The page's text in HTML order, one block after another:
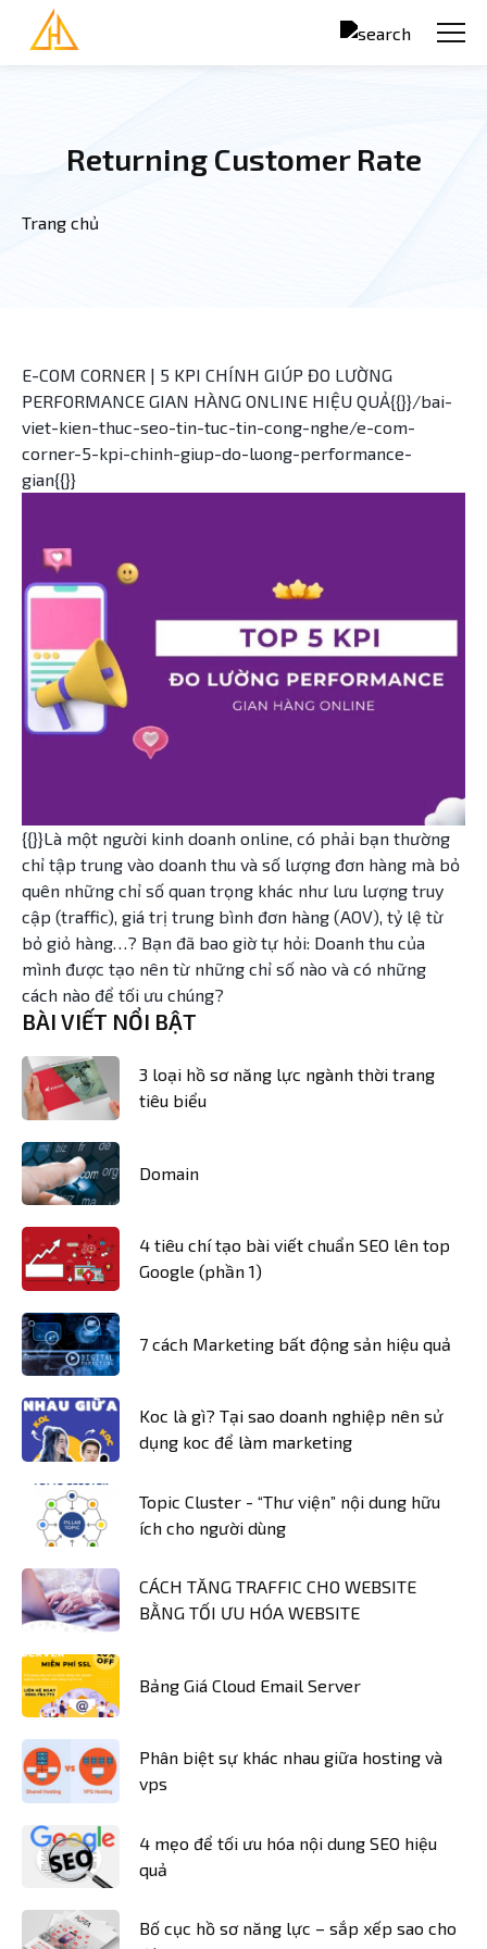
Nhảy đến nội dung
Returning Customer Rate
Bạn đang ở đây
Trang chủ
E-COM CORNER | 5 KPI CHÍNH GIÚP ĐO LƯỜNG
PERFORMANCE GIAN HÀNG ONLINE HIỆU QUẢ{{}}/bai-
viet-kien-thuc-seo-tin-tuc-tin-cong-nghe/e-com-
corner-5-kpi-chinh-giup-do-luong-performance-
gian{{}}
{{}}Là một người kinh doanh online, có phải bạn thường
chỉ tập trung vào doanh thu và số lượng đơn hàng mà bỏ
quên những chỉ số quan trọng khác như lưu lượng truy
cập (traffic), giá trị trung bình đơn hàng (AOV), tỷ lệ từ
bỏ giỏ hàng…? Bạn đã bao giờ tự hỏi: Doanh thu của
mình được tạo nên từ những chỉ số nào và có những
cách nào để tối ưu chúng?
BÀI VIẾT NỔI BẬT
3 loại hồ sơ năng lực ngành thời trang
tiêu biểu
Domain
4 tiêu chí tạo bài viết chuẩn SEO lên top
Google (phần 1)
7 cách Marketing bất động sản hiệu quả
Koc là gì? Tại sao doanh nghiệp nên sử
dụng koc để làm marketing
Topic Cluster - “Thư viện” nội dung hữu
ích cho người dùng
CÁCH TĂNG TRAFFIC CHO WEBSITE
BẰNG TỐI ƯU HÓA WEBSITE
Bảng Giá Cloud Email Server
Phân biệt sự khác nhau giữa hosting và
vps
4 mẹo để tối ưu hóa nội dung SEO hiệu
quả
Bố cục hồ sơ năng lực – sắp xếp sao cho